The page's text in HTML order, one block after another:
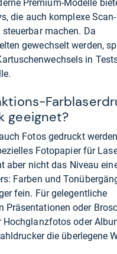
Premium-Modelle
die auch komplexe
machen. Da
gewechselt werden,
in
geeignet?
Fotos gedruckt
Fotopapier für
aber nicht das Niveau
Farben und
fein. Für gelegentliche
Präsentationen oder
Hochglanzfotos oder
die überlegene